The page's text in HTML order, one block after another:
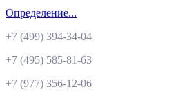
Определение...
+7 (499) 394-34-04
+7 (495) 585-81-63
+7 (977) 356-12-06